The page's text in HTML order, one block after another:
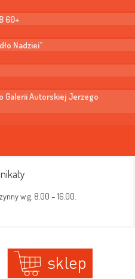
60+
Nadziei”
Galerii Autorskiej Jerzego
w g. 8.00 – 16.00.